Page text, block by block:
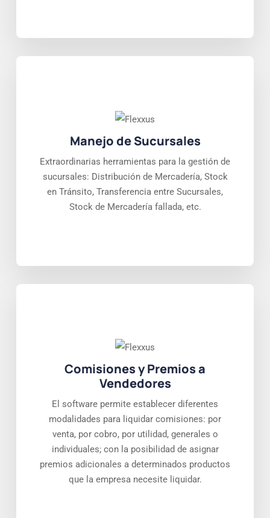
Manejo de Sucursales
Extraordinarias herramientas para la gestión de
sucursales: Distribución de Mercadería, Stock
en Tránsito, Transferencia entre Sucursales,
Stock de Mercadería fallada, etc.
Comisiones y Premios a
Vendedores
El software permite establecer diferentes
modalidades para liquidar comisiones: por
venta, por cobro, por utilidad, generales o
individuales; con la posibilidad de asignar
premios adicionales a determinados productos
que la empresa necesite liquidar.